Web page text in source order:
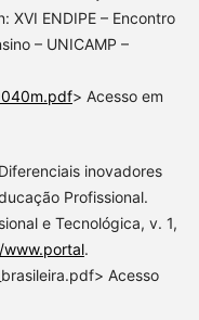
XVI ENDIPE – Encontro
– UNICAMP –
> Acesso em
inovadores
Profissional.
e Tecnológica, v. 1,
.
Acesso